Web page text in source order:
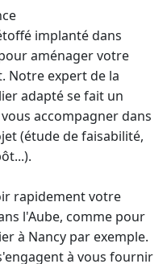
implanté dans
aménager votre
Notre expert de la
adapté se fait un
accompagner dans
(étude de faisabilité,
rapidement votre
l'Aube, comme pour
à Nancy par exemple.
à vous fournir